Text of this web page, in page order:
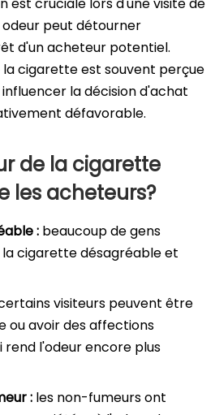
odeur peut détourner
d'un acheteur potentiel.
cigarette est souvent perçue
la décision d'achat
défavorable.
de la cigarette
les acheteurs?
: beaucoup de gens
cigarette désagréable et
visiteurs peuvent être
ou avoir des affections
rend l'odeur encore plus
: les non-fumeurs ont